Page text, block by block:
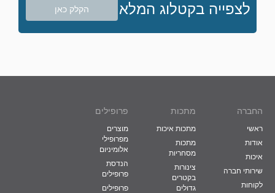
לצפייה בקטלוג המלא הקלק כאן
החברה
ראשי
אודות
איכות
שירותי חברה
לקוחות
מתכות
מתכות איכות
מתכות
מסחריות
צינורות
בקטרים
גדולים
פרופילים
מוצרים
מפרופילי
אלומיניום
הנדסת
פרופילים
פרופילים